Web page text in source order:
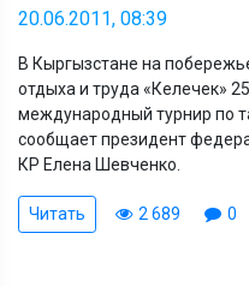
20.06.2011, 08:39
В Кыргызстане на
отдыха и труда «Келечек»
международный турнир по
сообщает президент
КР Елена Шевченко.
Читать 2 689 0